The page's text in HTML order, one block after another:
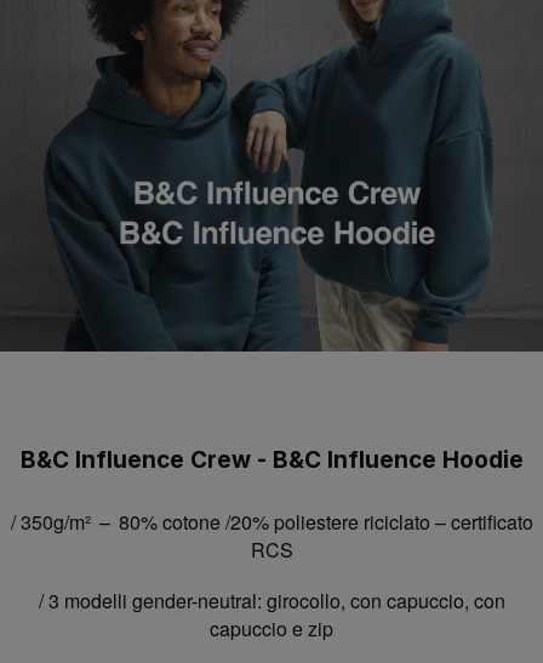
B&C Influence Crew - B&C Influence Hoodie
/ 350g/m² – 80% cotone /20% poliestere riciclato – certificato
RCS
/ 3 modelli gender-neutral: girocollo, con capuccio, con
capuccio e zip